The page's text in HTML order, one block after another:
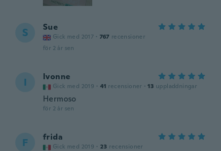
S Sue
Gick med 2017 · 767 recensioner
för 2 år sen
I Ivonne
Gick med 2019 · 41 recensioner · 13 uppladdningar
Hermoso
för 2 år sen
F frida
Gick med 2019 · 23 recensioner